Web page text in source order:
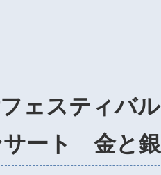
ェスティバル
サート 金と銀